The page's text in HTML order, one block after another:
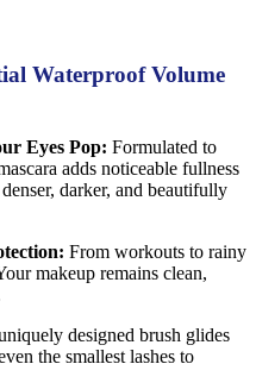
Waterproof Volume
Eyes Pop: Formulated to
adds noticeable fullness
darker, and beautifully
From workouts to rainy
makeup remains clean,
designed brush glides
the smallest lashes to